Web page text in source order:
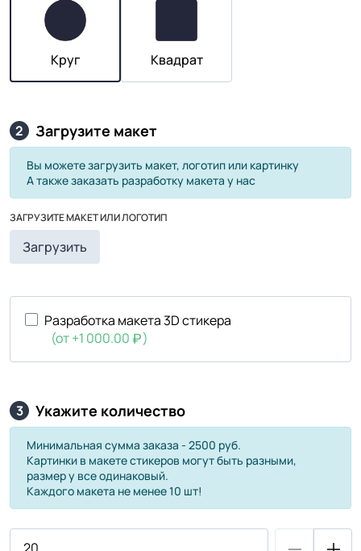
Круг Квадрат
2 Загрузите макет
Вы можете загрузить макет, логотип или картинку
А также заказать разработку макета у нас
ЗАГРУЗИТЕ МАКЕТ ИЛИ ЛОГОТИП
Загрузить
Разработка макета 3D стикера
(от +1 000.00
)
3 Укажите количество
Минимальная сумма заказа - 2500 руб.
Картинки в макете стикеров могут быть разными,
размер у все одинаковый.
Каждого макета не менее 10 шт!